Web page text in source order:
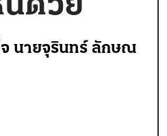
จ นายจุรินทร์ ลักษณ